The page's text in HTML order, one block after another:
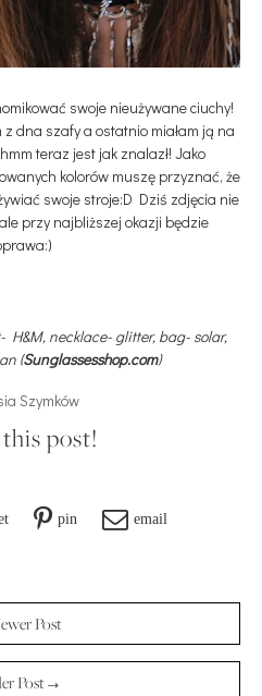
swoje nieużywane ciuchy!
z dna szafy a ostatnio miałam ją na
teraz jest jak znalazł! Jako
kolorów muszę przyznać, że
swoje stroje:D Dziś zdjęcia nie
przy najbliższej okazji będzie
H&M, necklace- glitter, bag- solar,
(Sunglassesshop.com)
Szymków
post!
pin email
Post
Post →